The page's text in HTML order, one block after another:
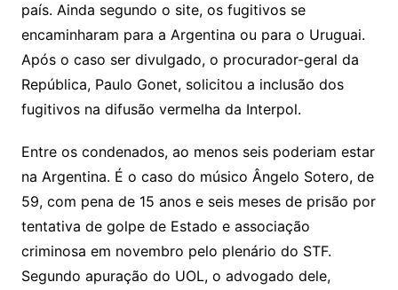
país. Ainda segundo o site, os fugitivos se
encaminharam para a Argentina ou para o Uruguai.
Após o caso ser divulgado, o procurador-geral da
República, Paulo Gonet, solicitou a inclusão dos
fugitivos na difusão vermelha da Interpol.
Entre os condenados, ao menos seis poderiam estar
na Argentina. É o caso do músico Ângelo Sotero, de
59, com pena de 15 anos e seis meses de prisão por
tentativa de golpe de Estado e associação
criminosa em novembro pelo plenário do STF.
Segundo apuração do UOL, o advogado dele,